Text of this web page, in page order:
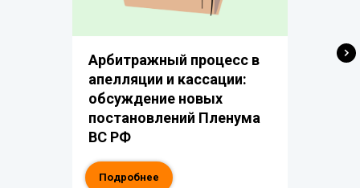
Арбитражный процесс в
апелляции и кассации:
обсуждение новых
постановлений Пленума
ВС РФ
Подробнее